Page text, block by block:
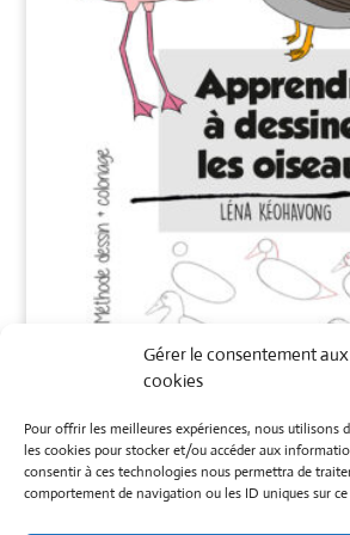
Gérer le consentement aux
cookies
Pour offrir les meilleures expériences, nous utilisons
les cookies pour stocker et/ou accéder aux
consentir à ces technologies nous permettra de
comportement de navigation ou les ID uniques sur ce
Apprendre à
oiseaux